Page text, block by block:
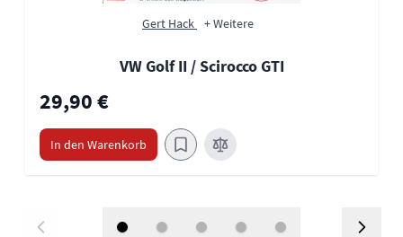
Gert Hack + Weitere
VW Golf II / Scirocco GTI
29,90 €
In den Warenkorb